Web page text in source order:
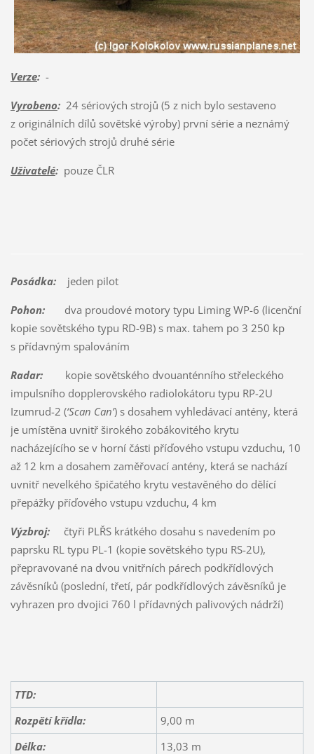
Verze:-
Vyrobeno:24 sériových strojů (5 z nich bylo sestaveno
z originálních dílů sovětské výroby) první série a neznámý
počet sériových strojů druhé série
Uživatelé:pouze ČLR
Posádka:jeden pilot
Pohon:dva proudové motory typu Liming WP-6 (licenční
kopie sovětského typu RD-9B) s max. tahem po 3 250 kp
s přídavným spalováním
Radar:kopie sovětského dvouanténního střeleckého
impulsního dopplerovského radiolokátoru typu RP-2U
Izumrud-2 (‘Scan Can’) s dosahem vyhledávací antény, která
je umístěna uvnitř širokého zobákovitého krytu
nacházejícího se v horní části příďového vstupu vzduchu, 10
až 12 km a dosahem zaměřovací antény, která se nachází
uvnitř nevelkého špičatého krytu vestavěného do dělící
přepážky příďového vstupu vzduchu, 4 km
Výzbroj:čtyři PLŘS krátkého dosahu s navedením po
paprsku RL typu PL-1 (kopie sovětského typu RS-2U),
přepravované na dvou vnitřních párech podkřídlových
závěsníků (poslední, třetí, pár podkřídlových závěsníků je
vyhrazen pro dvojici 760 l přídavných palivových nádrží)
TTD:
Rozpětí křídla:
9,00 m
Délka:
13,03 m